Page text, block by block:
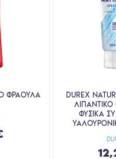
ΦΡΑΟΥΛΑ
DUREX
ΛΙΠΑΝΤΙΚΟ
ΦΥΣΙΚΑ